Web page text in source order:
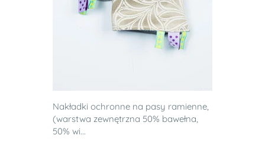
Nakładki ochronne na pasy ramienne,
(warstwa zewnętrzna 50% bawełna,
50% wi...